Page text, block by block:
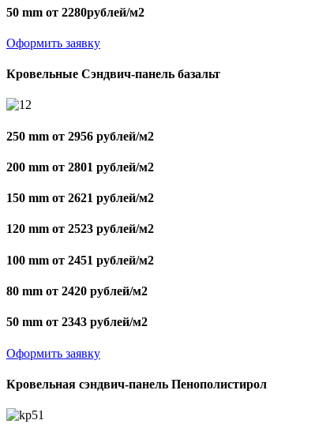
50 mm от 2280рублей/м2
Оформить заявку
Кровельные Сэндвич-панель базальт
250 mm от 2956 рублей/м2
200 mm от 2801 рублей/м2
150 mm от 2621 рублей/м2
120 mm от 2523 рублей/м2
100 mm от 2451 рублей/м2
80 mm от 2420 рублей/м2
50 mm от 2343 рублей/м2
Оформить заявку
Кровельная сэндвич-панель Пенополистирол